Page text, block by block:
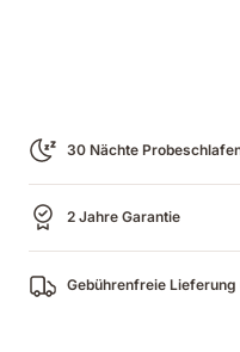
30 Nächte
2 Jahre Garantie
Gebührenfreie Lieferung